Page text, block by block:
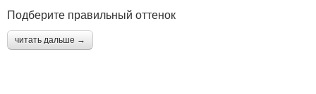
Подберите правильный оттенок
читать дальше →